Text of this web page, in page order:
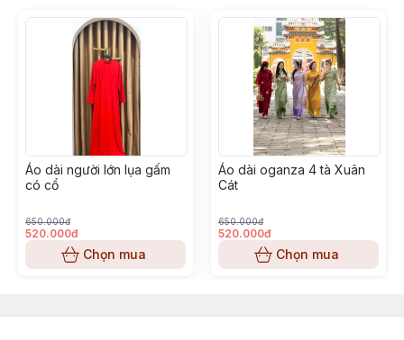
Áo dài người lớn lụa gấm
có cổ
650.000đ
520.000đ
Chọn mua
Áo dài oganza 4 tà Xuân
Cát
650.000đ
520.000đ
Chọn mua